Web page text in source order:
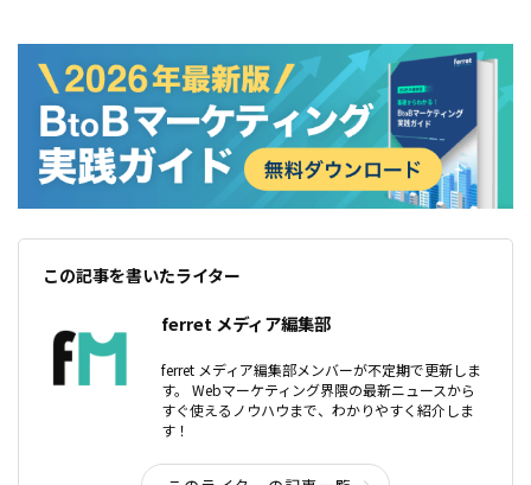
この記事を書いたライター
ferret メディア編集部
ferret メディア編集部メンバーが不定期で更新しま
す。 Webマーケティング界隈の最新ニュースから
すぐ使えるノウハウまで、わかりやすく紹介しま
す！